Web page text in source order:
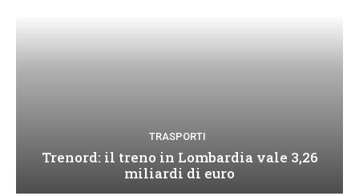
TRASPORTI
Trenord: il treno in Lombardia vale 3,26
miliardi di euro